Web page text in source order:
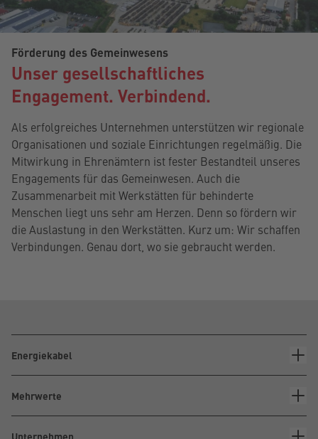
Förderung des Gemeinwesens
Unser gesellschaftliches
Engagement. Verbindend.
Als erfolgreiches Unternehmen unterstützen wir regionale
Organisationen und soziale Einrichtungen regelmäßig. Die
Mitwirkung in Ehrenämtern ist fester Bestandteil unseres
Engagements für das Gemeinwesen. Auch die
Zusammenarbeit mit Werkstätten für behinderte
Menschen liegt uns sehr am Herzen. Denn so fördern wir
die Auslastung in den Werkstätten. Kurz um: Wir schaffen
Verbindungen. Genau dort, wo sie gebraucht werden.
Energiekabel
Mehrwerte
Unternehmen